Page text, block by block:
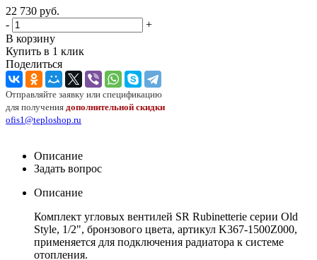
22 730 руб.
-
+
В корзину
Купить в 1 клик
Поделиться
Отправляйте заявку или спецификацию
для получения дополнительной скидки
ofis1@teploshop.ru
Описание
Задать вопрос
Описание
Комплект угловых вентилей SR Rubinetterie серии Old
Style, 1/2", бронзового цвета, артикул K367-1500Z000,
применяется для подключения радиатора к системе
отопления.